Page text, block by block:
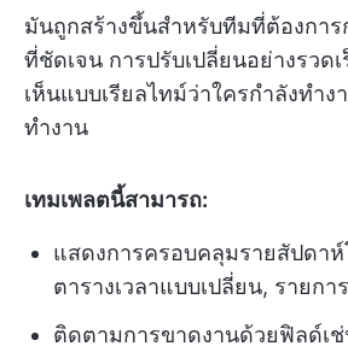
มันถูกสร้างขึ้นสำหรับทีมที่ต้องการ
ที่ชัดเจน การปรับเปลี่ยนอย่างรวด
เห็นแบบเรียลไทม์ว่าใครกำลังทำง
ทำงาน
เทมเพลตนี้สามารถ:
แสดงการครอบคลุมรายสัปดา
ตารางเวลาแบบเปลี่ยน, รายกา
ติดตามการขาดงานด้วยฟิลด์เ